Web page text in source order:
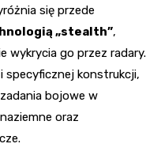
się przede
„stealth”,
wykrycia go przez radary.
specyficznej konstrukcji,
bojowe w
oraz